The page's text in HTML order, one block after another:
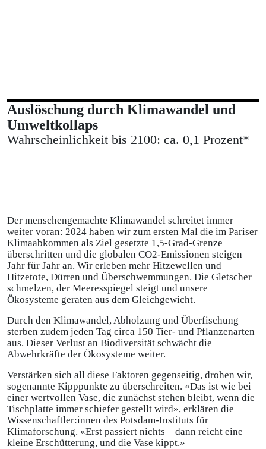
Auslöschung durch Klimawandel und
Umweltkollaps
Wahrscheinlichkeit bis 2100: ca. 0,1 Prozent*
Der menschengemachte Klimawandel schreitet immer
weiter voran: 2024 haben wir zum ersten Mal die im Pariser
Klimaabkommen als Ziel gesetzte 1,5-Grad-Grenze
überschritten und die globalen CO2-Emissionen steigen
Jahr für Jahr an. Wir erleben mehr Hitzewellen und
Hitzetote, Dürren und Überschwemmungen. Die Gletscher
schmelzen, der Meeresspiegel steigt und unsere
Ökosysteme geraten aus dem Gleichgewicht.
Durch den Klimawandel, Abholzung und Überfischung
sterben zudem jeden Tag circa 150 Tier- und Pflanzenarten
aus. Dieser Verlust an Biodiversität schwächt die
Abwehrkräfte der Ökosysteme weiter.
Verstärken sich all diese Faktoren gegenseitig, drohen wir,
sogenannte Kipppunkte zu überschreiten. «Das ist wie bei
einer wertvollen Vase, die zunächst stehen bleibt, wenn die
Tischplatte immer schiefer gestellt wird», erklären die
Wissenschaftler:innen des Potsdam-Instituts für
Klimaforschung. «Erst passiert nichts – dann reicht eine
kleine Erschütterung, und die Vase kippt.»